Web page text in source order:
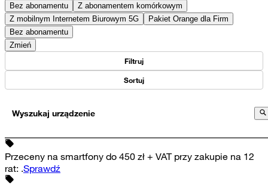
Bez abonamentu
Z abonamentem komórkowym
Z mobilnym Internetem Biurowym 5G
Pakiet Orange dla Firm
Bez abonamentu
Zmień
Filtruj
Sortuj
Wyszukaj urządzenie
Przeceny na smartfony do 450 zł + VAT przy zakupie na 12
rat: .Sprawdź